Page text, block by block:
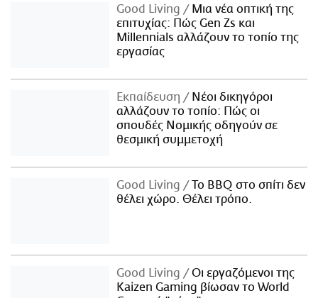
Good Living
Μια νέα οπτική της
επιτυχίας: Πώς Gen Zs και
Millennials αλλάζουν το τοπίο της
εργασίας
Εκπαίδευση
Νέοι δικηγόροι
αλλάζουν το τοπίο: Πώς οι
σπουδές Νομικής οδηγούν σε
θεσμική συμμετοχή
Good Living
Το BBQ στο σπίτι δεν
θέλει χώρο. Θέλει τρόπο.
Good Living
Οι εργαζόμενοι της
Kaizen Gaming βίωσαν το World